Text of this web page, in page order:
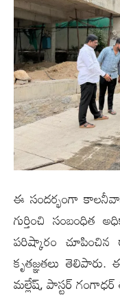
ఈ సందర్భంగా
గుర్తించి సంబంధిత
పరిష్కారం
కృతజ్ఞతలు
మల్లేష్, పాస్టర్ గంగాధర్